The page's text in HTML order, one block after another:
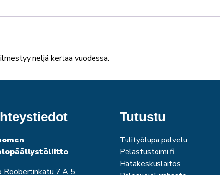
neljä kertaa vuodessa.
Roobertinkatu 7 A 5,
Tutustu
Tulityölupa palvelu
Pelastustoimi.fi
Hätäkeskuslaitos